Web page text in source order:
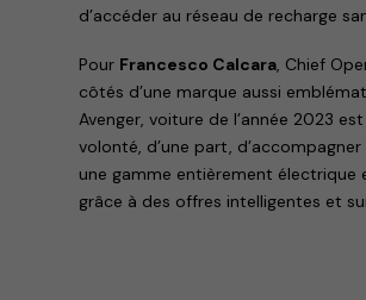
d’accéder au réseau de recharge
Pour Francesco Calcara, Chief
côtés d’une marque aussi
Avenger, voiture de l’année 2023
volonté, d’une part,
une gamme entièrement électrique
grâce à des offres intelligentes et